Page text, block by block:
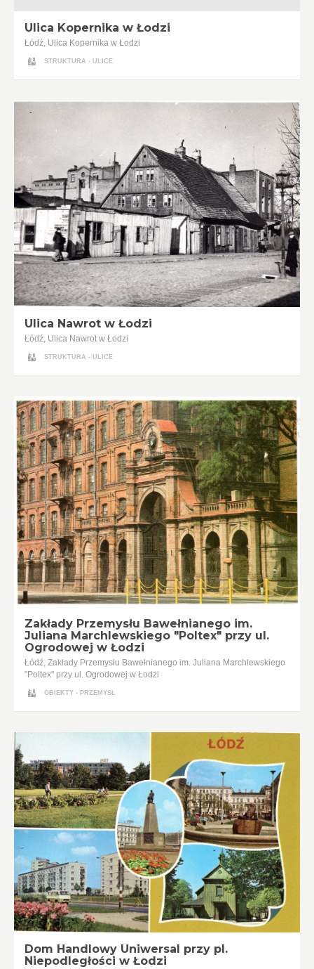
Ulica Kopernika w Łodzi
Łódź, Ulica Kopernika w Łodzi
STRUKTURA - ULICE
Ulica Nawrot w Łodzi
Łódź, Ulica Nawrot w Łodzi
STRUKTURA - ULICE
Zakłady Przemysłu Bawełnianego im.
Juliana Marchlewskiego "Poltex" przy ul.
Ogrodowej w Łodzi
Łódź, Zakłady Przemysłu Bawełnianego im. Juliana Marchlewskiego
"Poltex" przy ul. Ogrodowej w Łodzi
OBIEKTY - PRZEMYSŁ
Dom Handlowy Uniwersal przy pl.
Niepodległości w Łodzi